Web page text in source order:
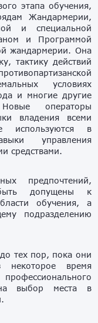
этапа обучения,
Жандармерии,
и специальной
и Программой
жандармерии. Она
тактику действий
условиях
и многие другие
операторы
владения всеми
используются в
управления
средствами.
предпочтений,
допущены к
обучения, а
подразделению
тех пор, пока они
некоторое время
выбор места в